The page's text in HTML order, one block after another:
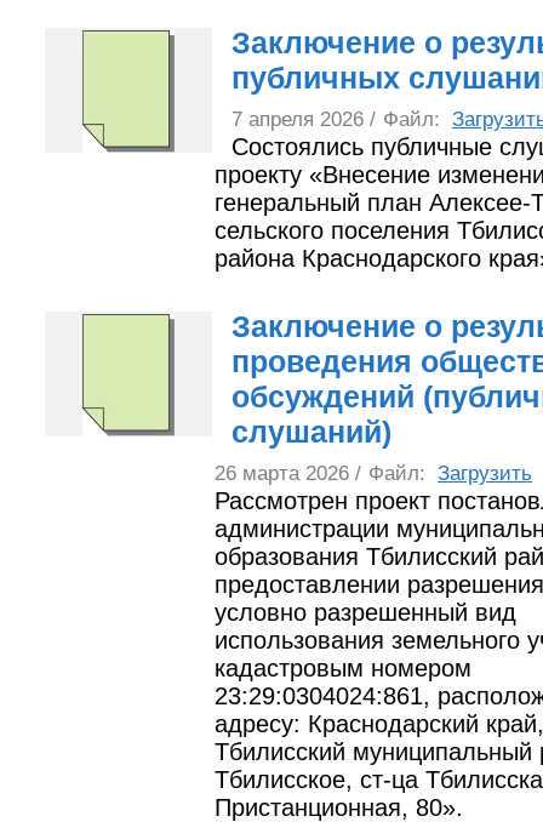
Заключение о
публичных
7 апреля 2026 / Файл:
Состоялись публичные
проекту «Внесение
генеральный план Алексее-
сельского поселения
района Краснодарского
Заключение о
проведения
обсуждений
слушаний)
26 марта 2026 / Файл: Загрузить
Рассмотрен проект
администрации
образования Тбилисский
предоставлении
условно разрешенный вид
использования земельного
кадастровым номером
23:29:0304024:861,
адресу: Краснодарский край,
Тбилисский муниципальный
Тбилисское, ст-ца
Пристанционная, 80».